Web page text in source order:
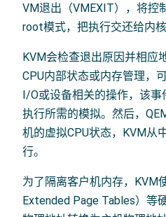
VM退出（VMEXIT），将控
root模式，把执行交还给内核
KVM会检查退出原因并相应
CPU内部状态或内存管理，
I/O或设备相关的操作，该事
执行所需的模拟。然后，
机的虚拟CPU状态，KVM从
行。
为了隔离客户机内存，KVM
Extended Page Tables）等